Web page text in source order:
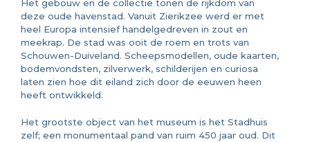
Het gebouw en de collectie tonen de rijkdom van
deze oude havenstad. Vanuit Zierikzee werd er met
heel Europa intensief handelgedreven in zout en
meekrap. De stad was ooit de roem en trots van
Schouwen-Duiveland. Scheepsmodellen, oude kaarten,
bodemvondsten, zilverwerk, schilderijen en curiosa
laten zien hoe dit eiland zich door de eeuwen heen
heeft ontwikkeld.
Het grootste object van het museum is het Stadhuis
zelf; een monumentaal pand van ruim 450 jaar oud. Dit